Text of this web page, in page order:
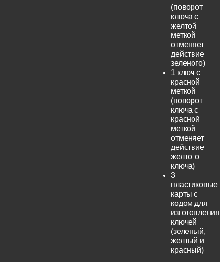
(поворот
ключа с
желтой
меткой
отменяет
действие
зеленого)
1 ключ с
красной
меткой
(поворот
ключа с
красной
меткой
отменяет
действие
желтого
ключа)
3
пластиковые
карты с
кодом для
изготовления
ключей
(зеленый,
желтый и
красный)